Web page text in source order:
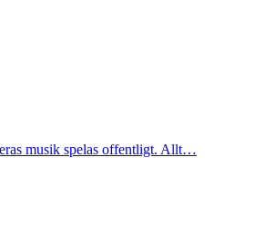
musik spelas offentligt. Allt…